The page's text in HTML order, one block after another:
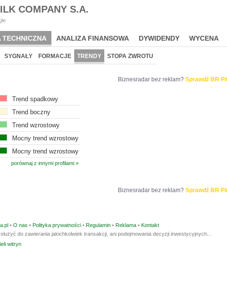
COMPANY S.A.
TECHNICZNA ANALIZA FINANSOWA DYWIDENDY WYCENA
SYGNAŁY FORMACJE TRENDY STOPA ZWROTU
Biznesradar bez reklam? Sprawdź BR
Trend spadkowy
Trend boczny
Trend wzrostowy
Mocny trend wzrostowy
Mocny trend wzrostowy
porównaj z innymi profilami »
Biznesradar bez reklam? Sprawdź BR
• O nas • Polityka prywatności • Regulamin • Reklama • Kontakt
do zawierania jakichkolwiek transakcji, ani podejmowania decyzji inwestycyjnych...
witryn